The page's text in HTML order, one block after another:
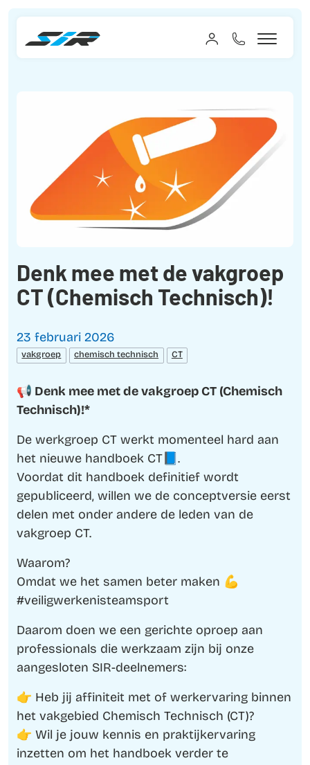
Denk mee met de vakgroep
CT (Chemisch Technisch)!
23 februari 2026
vakgroep chemisch technisch CT
📢 Denk mee met de vakgroep CT (Chemisch
Technisch)!*
De werkgroep CT werkt momenteel hard aan
het nieuwe handboek CT📘.
Voordat dit handboek definitief wordt
gepubliceerd, willen we de conceptversie eerst
delen met onder andere de leden van de
vakgroep CT.
Waarom?
Omdat we het samen beter maken 💪
#veiligwerkenisteamsport
Daarom doen we een gerichte oproep aan
professionals die werkzaam zijn bij onze
aangesloten SIR-deelnemers:
👉 Heb jij affiniteit met of werkervaring binnen
het vakgebied Chemisch Technisch (CT)?
👉 Wil je jouw kennis en praktijkervaring
inzetten om het handboek verder te